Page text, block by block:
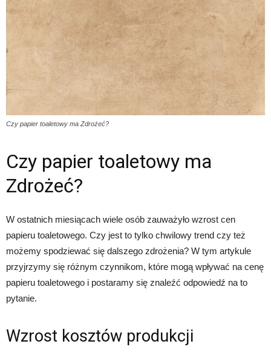
Czy papier toaletowy ma Zdrożeć?
Czy papier toaletowy ma
Zdrożeć?
W ostatnich miesiącach wiele osób zauważyło wzrost cen
papieru toaletowego. Czy jest to tylko chwilowy trend czy też
możemy spodziewać się dalszego zdrożenia? W tym artykule
przyjrzymy się różnym czynnikom, które mogą wpływać na cenę
papieru toaletowego i postaramy się znaleźć odpowiedź na to
pytanie.
Wzrost kosztów produkcji